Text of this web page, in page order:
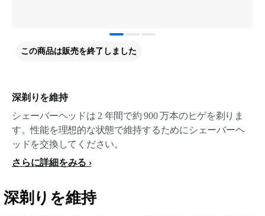
深剃りを維持
シェーバーヘッドは 2 年間で約 900 万本のヒゲを剃りま
す。性能を理想的な状態で維持するためにシェーバーヘ
ッドを交換してください。
さらに詳細をみる
この商品は販売を終了しました
深剃りを維持